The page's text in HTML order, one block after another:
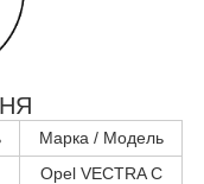
Марка / Модель
Opel VECTRA C